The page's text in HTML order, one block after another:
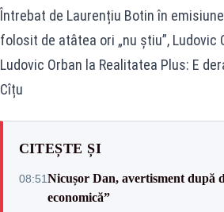
Întrebat de Laurențiu Botin în
folosit de atâtea ori „nu știu”, Ludovic
Ludovic Orban la Realitatea Plus: E
Cîțu
CITEȘTE ȘI
08:51Nicușor Dan, avertisment după
economică”